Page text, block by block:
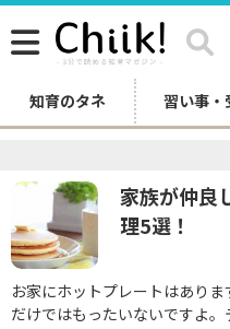
知育のタネ 習い事・
家族が仲良
理5選！
お家にホットプレートはあり
だけではもったいないですよ